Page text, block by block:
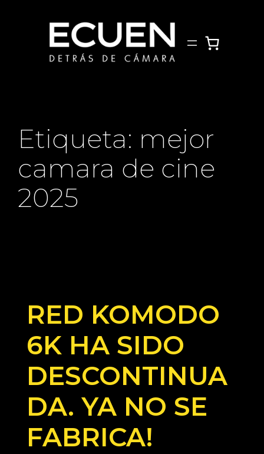
contenido
Etiqueta: mejor
camara de cine
2025
RED KOMODO
6K HA SIDO
DESCONTINUA
DA. YA NO SE
FABRICA!